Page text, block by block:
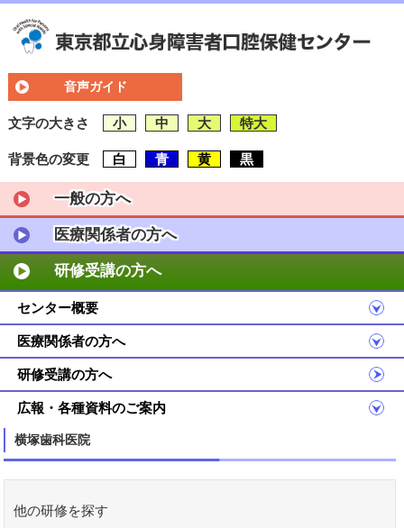
音声ガイド
文字の大きさ 小 中 大 特大
背景色の変更 白 青 黄 黒
一般の方へ
医療関係者の方へ
研修受講の方へ
センター概要
医療関係者の方へ
研修受講の方へ
広報・各種資料のご案内
横塚歯科医院
他の研修を探す